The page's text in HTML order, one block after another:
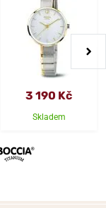
3 190 Kč
Skladem